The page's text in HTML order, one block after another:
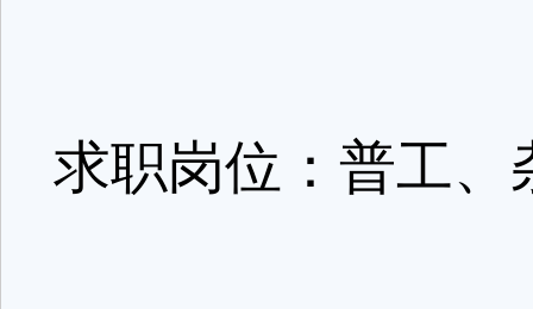
求职岗位：普